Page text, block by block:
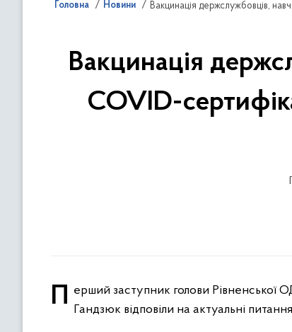
Головна Новини
Вакцинація
COVID-
Перший заступник голови Рівненської ОДА Сергій Подолін та координаторка з вакцинації в області Олена Гандзюк відповіли на актуальні